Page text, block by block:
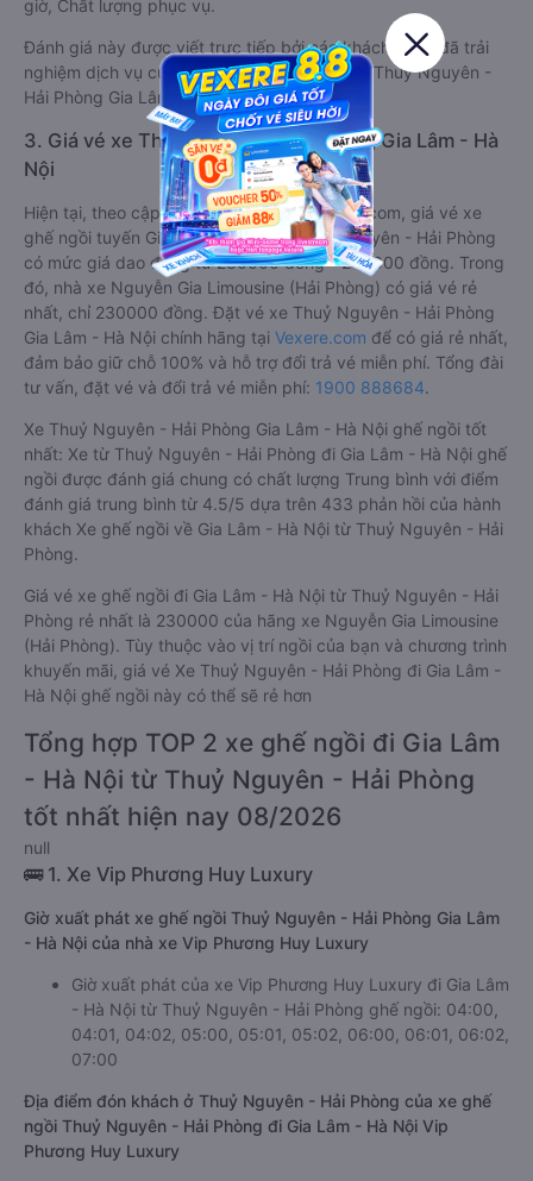
giờ, Chất lượng phục vụ.
Đánh giá này được viết trực tiếp bởi các khách hàng đã trải
nghiệm dịch vụ của các hãng xe ghế ngồi đi Thuỷ Nguyên -
Hải Phòng Gia Lâm - Hà Nội .
3. Giá vé xe Thuỷ Nguyên - Hải Phòng Gia Lâm - Hà
Nội
Hiện tại, theo cập nhật mới nhất của Vexere.com, giá vé xe
ghế ngồi tuyến Gia Lâm - Hà Nội - Thuỷ Nguyên - Hải Phòng
có mức giá dao động từ 230000 đồng - 240000 đồng. Trong
đó, nhà xe Nguyễn Gia Limousine (Hải Phòng) có giá vé rẻ
nhất, chỉ 230000 đồng. Đặt vé xe Thuỷ Nguyên - Hải Phòng
Gia Lâm - Hà Nội chính hãng tại Vexere.com để có giá rẻ nhất,
đảm bảo giữ chỗ 100% và hỗ trợ đổi trả vé miễn phí. Tổng đài
tư vấn, đặt vé và đổi trả vé miễn phí: 1900 888684.
Xe Thuỷ Nguyên - Hải Phòng Gia Lâm - Hà Nội ghế ngồi tốt
nhất: Xe từ Thuỷ Nguyên - Hải Phòng đi Gia Lâm - Hà Nội ghế
ngồi được đánh giá chung có chất lượng Trung bình với điểm
đánh giá trung bình từ 4.5/5 dựa trên 433 phản hồi của hành
khách Xe ghế ngồi về Gia Lâm - Hà Nội từ Thuỷ Nguyên - Hải
Phòng.
Giá vé xe ghế ngồi đi Gia Lâm - Hà Nội từ Thuỷ Nguyên - Hải
Phòng rẻ nhất là 230000 của hãng xe Nguyễn Gia Limousine
(Hải Phòng). Tùy thuộc vào vị trí ngồi của bạn và chương trình
khuyến mãi, giá vé Xe Thuỷ Nguyên - Hải Phòng đi Gia Lâm -
Hà Nội ghế ngồi này có thể sẽ rẻ hơn
Tổng hợp TOP 2 xe ghế ngồi đi Gia Lâm
- Hà Nội từ Thuỷ Nguyên - Hải Phòng
tốt nhất hiện nay 08/2026
null
🚌 1. Xe Vip Phương Huy Luxury
Giờ xuất phát xe ghế ngồi Thuỷ Nguyên - Hải Phòng Gia Lâm
- Hà Nội của nhà xe Vip Phương Huy Luxury
Giờ xuất phát của xe Vip Phương Huy Luxury đi Gia Lâm
- Hà Nội từ Thuỷ Nguyên - Hải Phòng ghế ngồi: 04:00,
04:01, 04:02, 05:00, 05:01, 05:02, 06:00, 06:01, 06:02,
07:00
Địa điểm đón khách ở Thuỷ Nguyên - Hải Phòng của xe ghế
ngồi Thuỷ Nguyên - Hải Phòng đi Gia Lâm - Hà Nội Vip
Phương Huy Luxury